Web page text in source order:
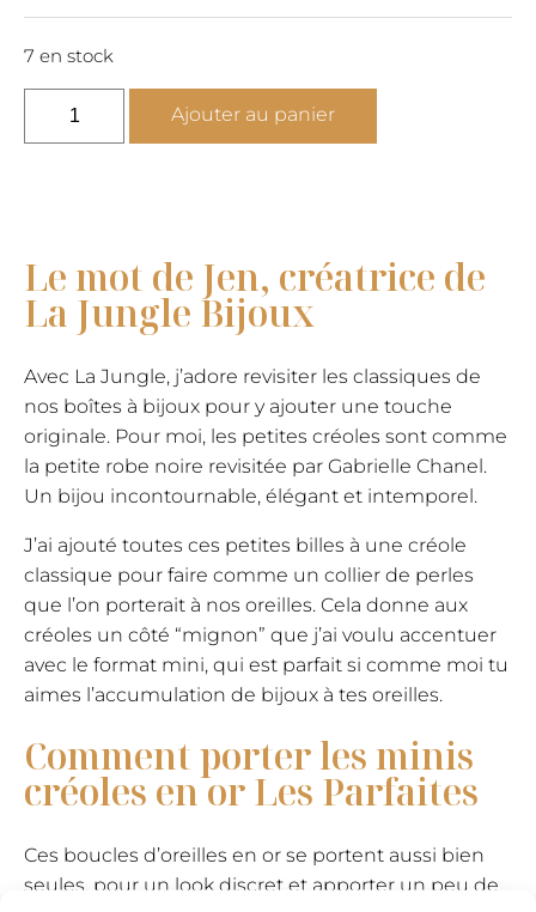
7 en stock
Parfaites
Ajouter au panier
Le mot de Jen, créatrice de
La Jungle Bijoux
Avec La Jungle, j’adore revisiter les classiques de
nos boîtes à bijoux pour y ajouter une touche
originale. Pour moi, les petites créoles sont comme
la petite robe noire revisitée par Gabrielle Chanel.
Un bijou incontournable, élégant et intemporel.
J’ai ajouté toutes ces petites billes à une créole
classique pour faire comme un collier de perles
que l’on porterait à nos oreilles. Cela donne aux
créoles un côté “mignon” que j’ai voulu accentuer
avec le format mini, qui est parfait si comme moi tu
aimes l’accumulation de bijoux à tes oreilles.
Comment porter les minis
créoles en or Les Parfaites
Ces boucles d’oreilles en or se portent aussi bien
seules, pour un look discret et apporter un peu de